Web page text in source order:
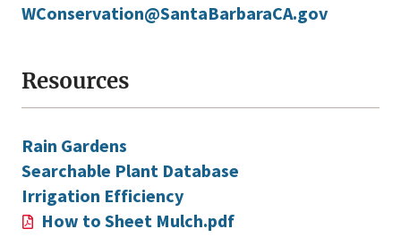
WConservation@SantaBarbaraCA.gov
Resources
Rain Gardens
Searchable Plant Database
Irrigation Efficiency
How to Sheet Mulch.pdf